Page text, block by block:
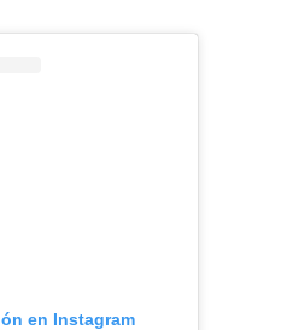
en Instagram